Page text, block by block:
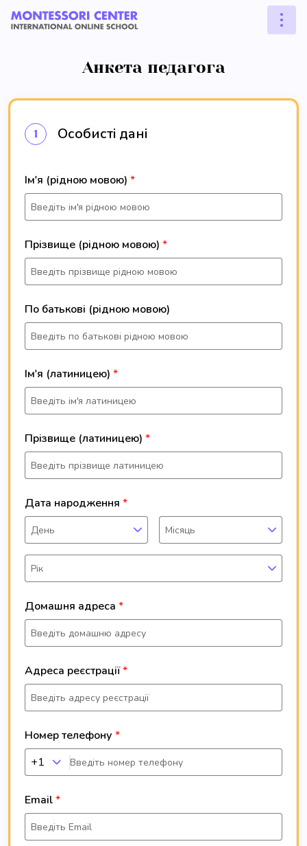
Анкета педагога
1 Особисті дані
Ім'я (рідною мовою)
Прізвище (рідною мовою)
По батькові (рідною мовою)
Ім'я (латиницею)
Прізвище (латиницею)
Дата народження
День Місяць
Рік
Домашня адреса
Адреса реєстрації
Номер телефону
+1
Email